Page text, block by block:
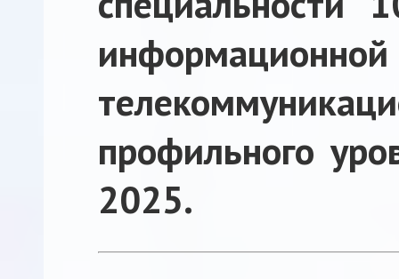
профильного
2025.